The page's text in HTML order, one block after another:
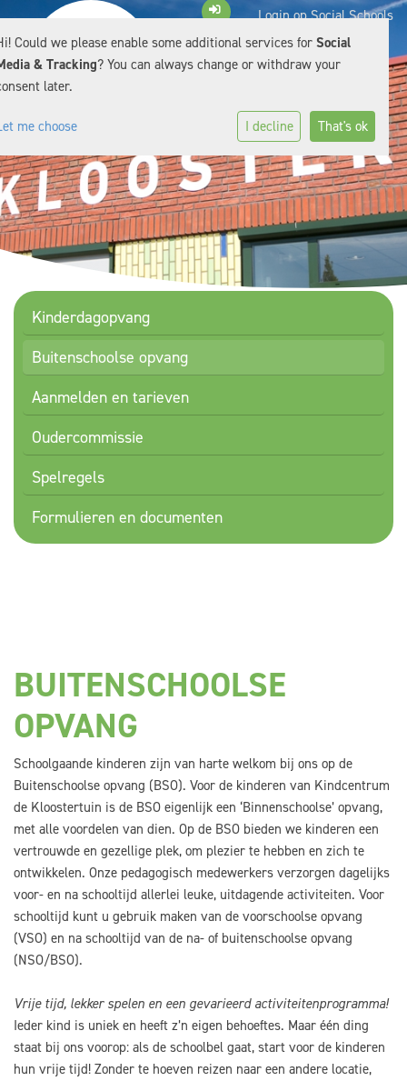
Login op Social Schools
Kinderdagopvang
Buitenschoolse opvang
Aanmelden en tarieven
Oudercommissie
Spelregels
Formulieren en documenten
BUITENSCHOOLSE
OPVANG
Schoolgaande kinderen zijn van harte welkom bij ons op de
Buitenschoolse opvang (BSO). Voor de kinderen van Kindcentrum
de Kloostertuin is de BSO eigenlijk een ‘Binnenschoolse’ opvang,
met alle voordelen van dien. Op de BSO bieden we kinderen een
vertrouwde en gezellige plek, om plezier te hebben en zich te
ontwikkelen. Onze pedagogisch medewerkers verzorgen dagelijks
voor- en na schooltijd allerlei leuke, uitdagende activiteiten. Voor
schooltijd kunt u gebruik maken van de voorschoolse opvang
(VSO) en na schooltijd van de na- of buitenschoolse opvang
(NSO/BSO).
Vrije tijd, lekker spelen en een gevarieerd activiteitenprogramma!
Ieder kind is uniek en heeft z’n eigen behoeftes. Maar één ding
staat bij ons voorop: als de schoolbel gaat, start voor de kinderen
hun vrije tijd! Zonder te hoeven reizen naar een andere locatie,
Could we please enable some additional services for Social
& Tracking? You can always change or withdraw your
later.
me choose I decline That's ok